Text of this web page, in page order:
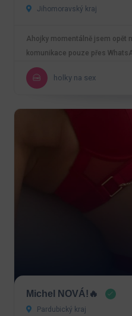
Jihomoravský kraj
Ahojky momentálně jsem opět
komunikace pouze přes
holky na sex
Michel NOVÁ!🔥
Pardubický kraj